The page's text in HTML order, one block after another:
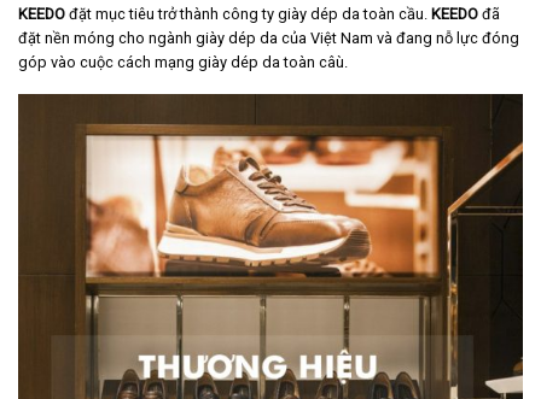
KEEDO đặt mục tiêu trở thành công ty giày dép da toàn cầu. KEEDO đã
đặt nền móng cho ngành giày dép da của Việt Nam và đang nỗ lực đóng
góp vào cuộc cách mạng giày dép da toàn câù.